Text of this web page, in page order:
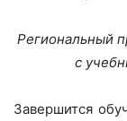
Региональный
с
Завершится